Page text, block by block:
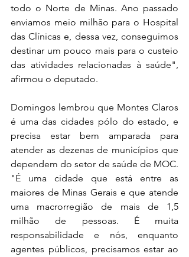
todo o Norte de Minas. Ano passado
enviamos meio milhão para o Hospital
das Clínicas e, dessa vez, conseguimos
destinar um pouco mais para o custeio
das atividades relacionadas à saúde",
afirmou o deputado.
Domingos lembrou que Montes Claros
é uma das cidades pólo do estado, e
precisa estar bem amparada para
atender as dezenas de municípios que
dependem do setor de saúde de MOC.
"É uma cidade que está entre as
maiores de Minas Gerais e que atende
uma macrorregião de mais de 1,5
milhão de pessoas. É muita
responsabilidade e nós, enquanto
agentes públicos, precisamos estar ao